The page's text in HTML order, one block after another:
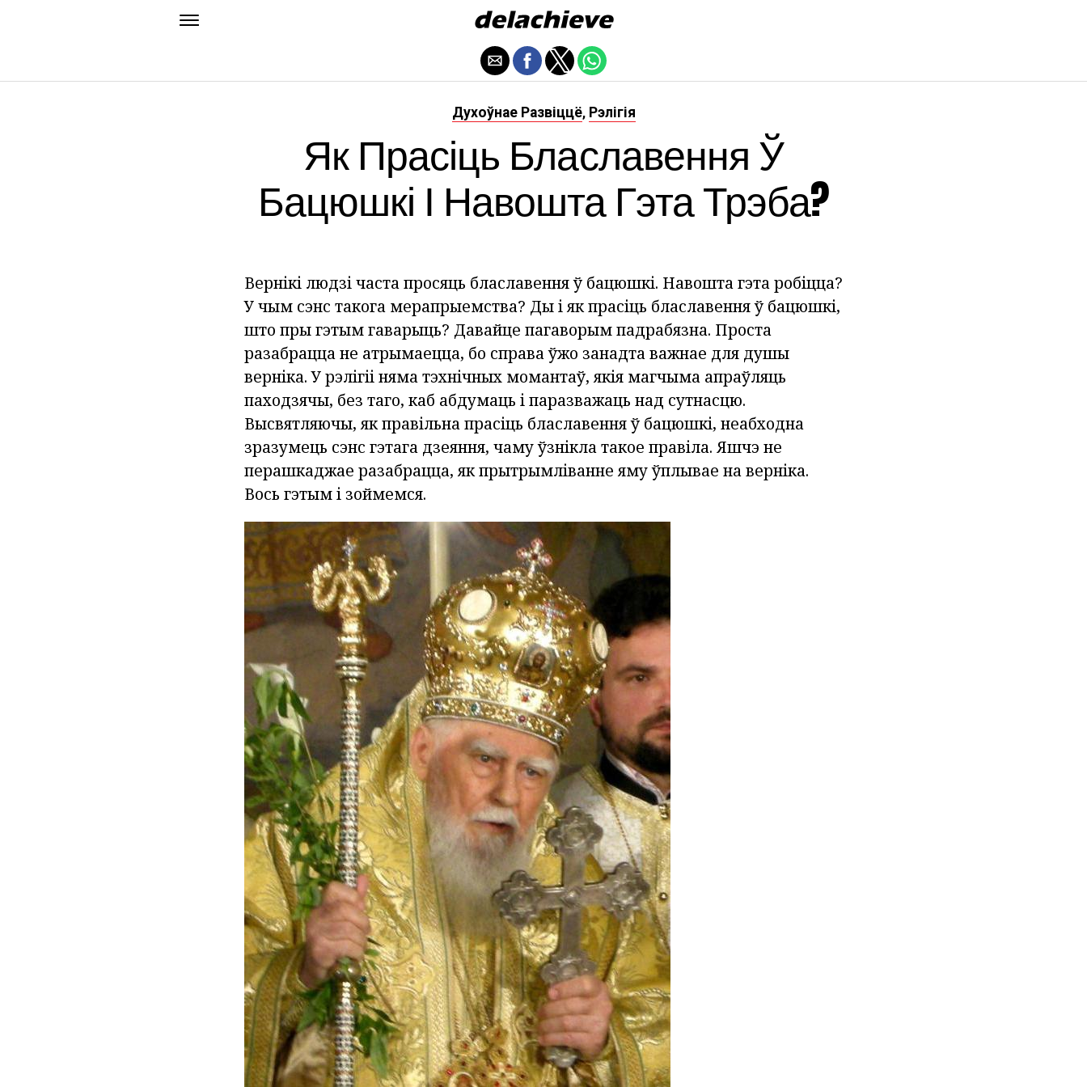
Духоўнае Развіццё, Рэлігія
Як Прасіць Блаславення Ў
Бацюшкі І Навошта Гэта Трэба?
Вернікі людзі часта просяць блаславення ў бацюшкі. Навошта гэта робіцца?
У чым сэнс такога мерапрыемства? Ды і як прасіць блаславення ў бацюшкі,
што пры гэтым гаварыць? Давайце пагаворым падрабязна. Проста
разабрацца не атрымаецца, бо справа ўжо занадта важнае для душы
верніка. У рэлігіі няма тэхнічных момантаў, якія магчыма апраўляць
паходзячы, без таго, каб абдумаць і паразважаць над сутнасцю.
Высвятляючы, як правільна прасіць блаславення ў бацюшкі, неабходна
зразумець сэнс гэтага дзеяння, чаму ўзнікла такое правіла. Яшчэ не
перашкаджае разабрацца, як прытрымліванне яму ўплывае на верніка.
Вось гэтым і зоймемся.